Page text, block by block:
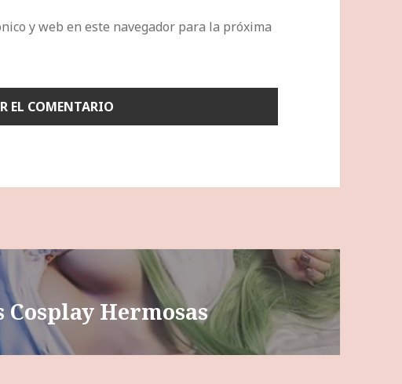
y web en este navegador para la próxima
Cosplay Hermosas